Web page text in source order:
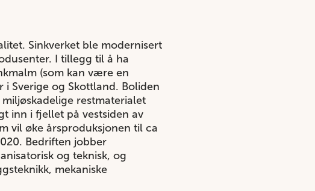
Sinkverket ble modernisert
I tillegg til å ha
(som kan være en
i Sverige og Skottland. Boliden
restmaterialet
inn i fjellet på vestsiden av
vil øke årsproduksjonen til ca
Bedriften jobber
og teknisk, og
mekaniske